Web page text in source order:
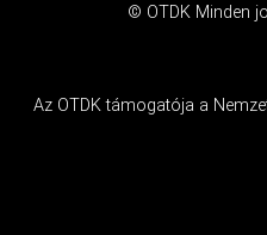
© OTDK Minden
Az OTDK támogatója a